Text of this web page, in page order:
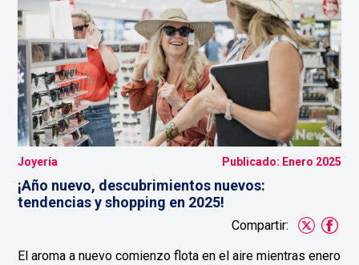
Joyería Publicado: Enero 2025
¡Año nuevo, descubrimientos nuevos:
tendencias y shopping en 2025!
Compartir:
El aroma a nuevo comienzo flota en el aire mientras enero